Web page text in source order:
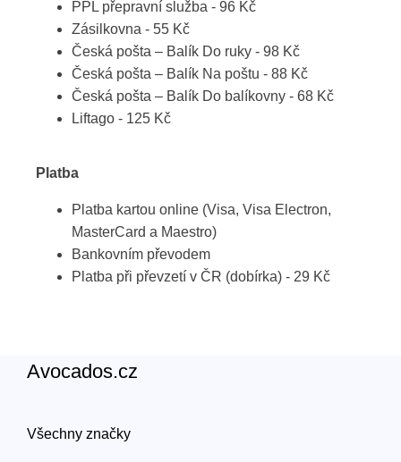
PPL přepravní služba - 96 Kč
Zásilkovna - 55 Kč
Česká pošta – Balík Do ruky - 98 Kč
Česká pošta – Balík Na poštu - 88 Kč
Česká pošta – Balík Do balíkovny - 68 Kč
Liftago - 125 Kč
Platba
Platba kartou online (Visa, Visa Electron,
MasterCard a Maestro)
Bankovním převodem
Platba při převzetí v ČR (dobírka) - 29 Kč
Avocados.cz
Všechny značky